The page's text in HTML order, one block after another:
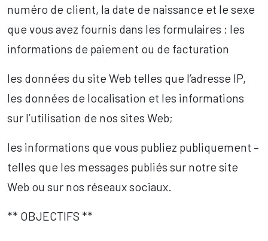
numéro de client, la date de naissance et le sexe
que vous avez fournis dans les formulaires ; les
informations de paiement ou de facturation
les données du site Web telles que l’adresse IP,
les données de localisation et les informations
sur l’utilisation de nos sites Web;
les informations que vous publiez publiquement –
telles que les messages publiés sur notre site
Web ou sur nos réseaux sociaux.
** OBJECTIFS **